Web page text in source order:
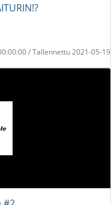
/ Tallennettu 2021-05-19